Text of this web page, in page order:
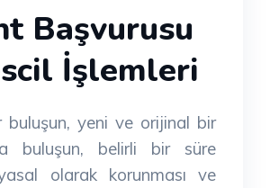
Başvurusu
İşlemleri
buluşun, yeni ve orijinal bir
buluşun, belirli bir süre
olarak korunması ve